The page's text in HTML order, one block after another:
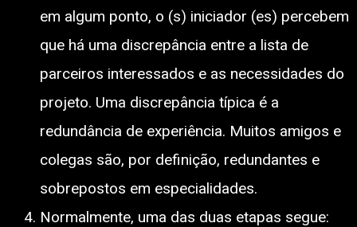
em algum ponto, o (s) iniciador (es) percebem
que há uma discrepância entre a lista de
parceiros interessados e as necessidades do
projeto. Uma discrepância típica é a
redundância de experiência. Muitos amigos e
colegas são, por definição, redundantes e
sobrepostos em especialidades.
Normalmente, uma das duas etapas segue: